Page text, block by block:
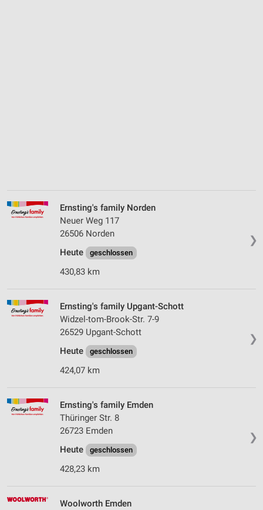
❯
Ernsting's family Norden
Neuer Weg 117
26506 Norden
Heute
geschlossen
430,83 km
❯
Ernsting's family Upgant-Schott
Widzel-tom-Brook-Str. 7-9
26529 Upgant-Schott
Heute
geschlossen
424,07 km
❯
Ernsting's family Emden
Thüringer Str. 8
26723 Emden
Heute
geschlossen
428,23 km
Woolworth Emden